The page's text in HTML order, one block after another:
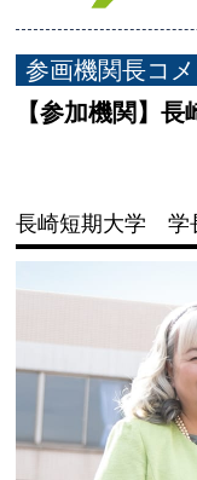
参画機関長コメ
【参加機関】
長崎短期大学